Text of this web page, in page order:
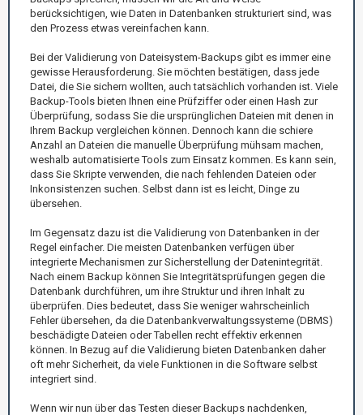
berücksichtigen, wie Daten in Datenbanken strukturiert sind, was
den Prozess etwas vereinfachen kann.
Bei der Validierung von Dateisystem-Backups gibt es immer eine
gewisse Herausforderung. Sie möchten bestätigen, dass jede
Datei, die Sie sichern wollten, auch tatsächlich vorhanden ist. Viele
Backup-Tools bieten Ihnen eine Prüfziffer oder einen Hash zur
Überprüfung, sodass Sie die ursprünglichen Dateien mit denen in
Ihrem Backup vergleichen können. Dennoch kann die schiere
Anzahl an Dateien die manuelle Überprüfung mühsam machen,
weshalb automatisierte Tools zum Einsatz kommen. Es kann sein,
dass Sie Skripte verwenden, die nach fehlenden Dateien oder
Inkonsistenzen suchen. Selbst dann ist es leicht, Dinge zu
übersehen.
Im Gegensatz dazu ist die Validierung von Datenbanken in der
Regel einfacher. Die meisten Datenbanken verfügen über
integrierte Mechanismen zur Sicherstellung der Datenintegrität.
Nach einem Backup können Sie Integritätsprüfungen gegen die
Datenbank durchführen, um ihre Struktur und ihren Inhalt zu
überprüfen. Dies bedeutet, dass Sie weniger wahrscheinlich
Fehler übersehen, da die Datenbankverwaltungssysteme (DBMS)
beschädigte Dateien oder Tabellen recht effektiv erkennen
können. In Bezug auf die Validierung bieten Datenbanken daher
oft mehr Sicherheit, da viele Funktionen in die Software selbst
integriert sind.
Wenn wir nun über das Testen dieser Backups nachdenken,